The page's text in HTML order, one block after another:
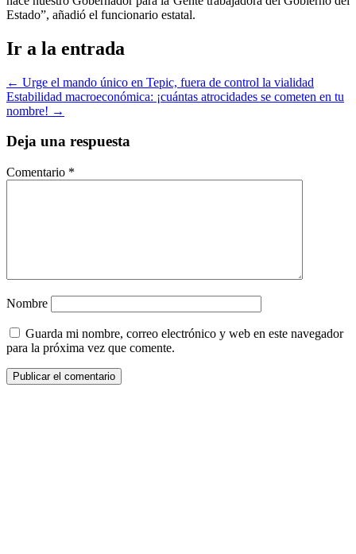
Estado”, añadió el funcionario estatal.
Ir a la entrada
← Urge el mando único en Tepic, fuera de control la vialidad
Estabilidad macroeconómica: ¡cuántas atrocidades se cometen en tu
nombre! →
Deja una respuesta
Comentario *
Nombre
Guarda mi nombre, correo electrónico y web en este navegador
para la próxima vez que comente.